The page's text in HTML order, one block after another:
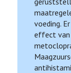
voeding.
effect van